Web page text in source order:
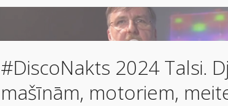
#DiscoNakts 2024 Talsi.
mašīnām, motoriem,